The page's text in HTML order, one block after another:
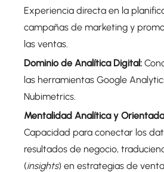
Experiencia directa en la
campañas de marketing y
las ventas.
Dominio de Analítica Digital:
las herramientas Google
Nubimetrics.
Mentalidad Analítica y
Capacidad para conectar los
resultados de negocio,
(insights) en estrategias de